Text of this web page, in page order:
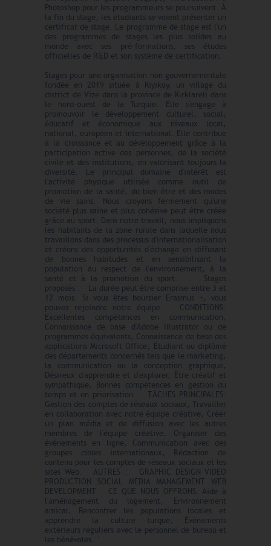
Photoshop pour les programmeurs se poursuivent. À
la fin du stage, les étudiants se voient présenter un
certificat de stage. Le programme de stage est l'un
des programmes de stages les plus solides au
monde avec ses pré-formations, ses études
officielles de R&D et son système de certification.
Stages pour une organisation non gouvernementale
fondée en 2019 située à Kiyikoy, un village du
district de Vize dans la province de Kırklareli dans
le nord-ouest de la Turquie. Elle s'engage à
promouvoir le développement culturel, social,
éducatif et économique aux niveaux local,
national, européen et international. Elle contribue
à la croissance et au développement grâce à la
participation active des personnes, de la société
civile et des institutions, en valorisant toujours la
diversité. Le principal domaine d'intérêt est
l'activité physique utilisée comme outil de
promotion de la santé, du bien-être et des modes
de vie sains. Nous croyons fermement qu'une
société plus saine et plus cohésive peut être créée
grâce au sport. Dans notre travail, nous impliquons
les habitants de la zone rurale dans laquelle nous
travaillons dans des processus d'internationalisation
et créons des opportunités d'échange en diffusant
de bonnes habitudes et en sensibilisant la
population au respect de l'environnement, à la
santé et à la promotion du sport. Stages
proposés : La durée peut être comprise entre 3 et
12 mois. Si vous êtes boursier Erasmus +, vous
pouvez rejoindre notre équipe. CONDITIONS:
Excellentes compétences en communication,
Connaissance de base d'Adobe Illustrator ou de
programmes équivalents, Connaissance de base des
applications Microsoft Office, Étudiant ou diplômé
des départements concernés tels que le marketing,
la communication ou la conception graphique,
Désireux d'apprendre et d'explorer, Être créatif et
sympathique, Bonnes compétences en gestion du
temps et en priorisation. TÂCHES PRINCIPALES:
Gestion des comptes de réseaux sociaux, Travailler
en collaboration avec notre équipe créative, Créer
un plan média et de diffusion avec les autres
membres de l'équipe créative, Organiser des
événements en ligne, Communication avec des
groupes cibles internationaux, Rédaction de
contenu pour les comptes de réseaux sociaux et les
sites Web. AUTRES : GRAPHIC DESIGN VIDEO
PRODUCTION SOCIAL MEDIA MANAGEMENT WEB
DEVELOPMENT CE QUE NOUS OFFRONS: Aide à
l'aménagement du logement, Environnement
amical, Rencontrer les populations locales et
apprendre la culture turque, Événements
extérieurs réguliers avec le personnel de bureau et
les bénévoles. `